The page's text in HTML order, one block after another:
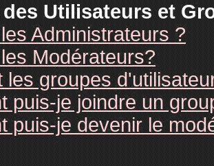
Utilisateurs et
Administrateurs ?
Modérateurs?
les groupes
puis-je joindre un
puis-je devenir le